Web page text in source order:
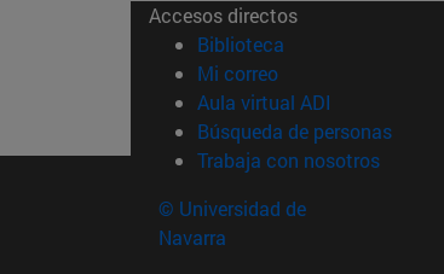
Accesos directos
Biblioteca (abre en nueva
Mi correo(abre en nueva
Aula virtual ADI (abre en
Búsqueda de personas(abre
Trabaja con nosotros(abre
© Universidad de
Navarra